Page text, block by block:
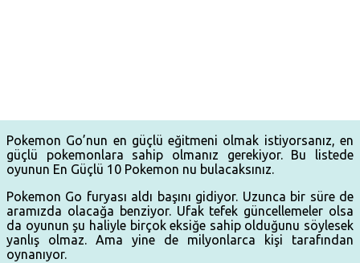
Pokemon Go’nun en güçlü eğitmeni olmak istiyorsanız, en
güçlü pokemonlara sahip olmanız gerekiyor. Bu listede
oyunun En Güçlü 10 Pokemon nu bulacaksınız.
Pokemon Go furyası aldı başını gidiyor. Uzunca bir süre de
aramızda olacağa benziyor. Ufak tefek güncellemeler olsa
da oyunun şu haliyle birçok eksiğe sahip olduğunu söylesek
yanlış olmaz. Ama yine de milyonlarca kişi tarafından
oynanıyor.